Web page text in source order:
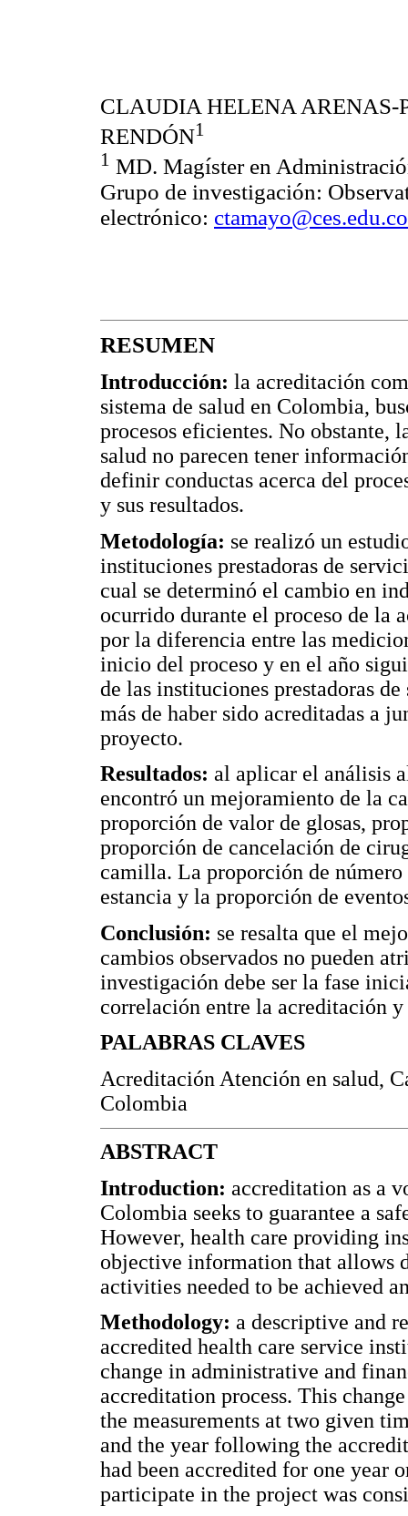
CLAUDIA HELENA ARENAS-
RENDÓN1
1 MD. Magíster en
Grupo de investigación:
electrónico: ctamayo@ces.edu.co
RESUMEN
Introducción: la acreditación
sistema de salud en Colombia,
procesos eficientes. No obstante,
salud no parecen tener
definir conductas acerca del
y sus resultados.
Metodología: se realizó un
instituciones prestadoras de
cual se determinó el cambio en
ocurrido durante el proceso de la
por la diferencia entre las
inicio del proceso y en el año
de las instituciones prestadoras
más de haber sido acreditadas a
proyecto.
Resultados: al aplicar el análisis
encontró un mejoramiento de la
proporción de valor de glosas,
proporción de cancelación de
camilla. La proporción de
estancia y la proporción de
Conclusión: se resalta que el
cambios observados no pueden
investigación debe ser la fase
correlación entre la acreditación y
PALABRAS CLAVES
Acreditación Atención en salud,
Colombia
ABSTRACT
Introduction: accreditation as a
Colombia seeks to guarantee a
However, health care providing
objective information that allows
activities needed to be achieved
Methodology: a descriptive and
accredited health care service
change in administrative and
accreditation process. This
the measurements at two given
and the year following the
had been accredited for one year
participate in the project was